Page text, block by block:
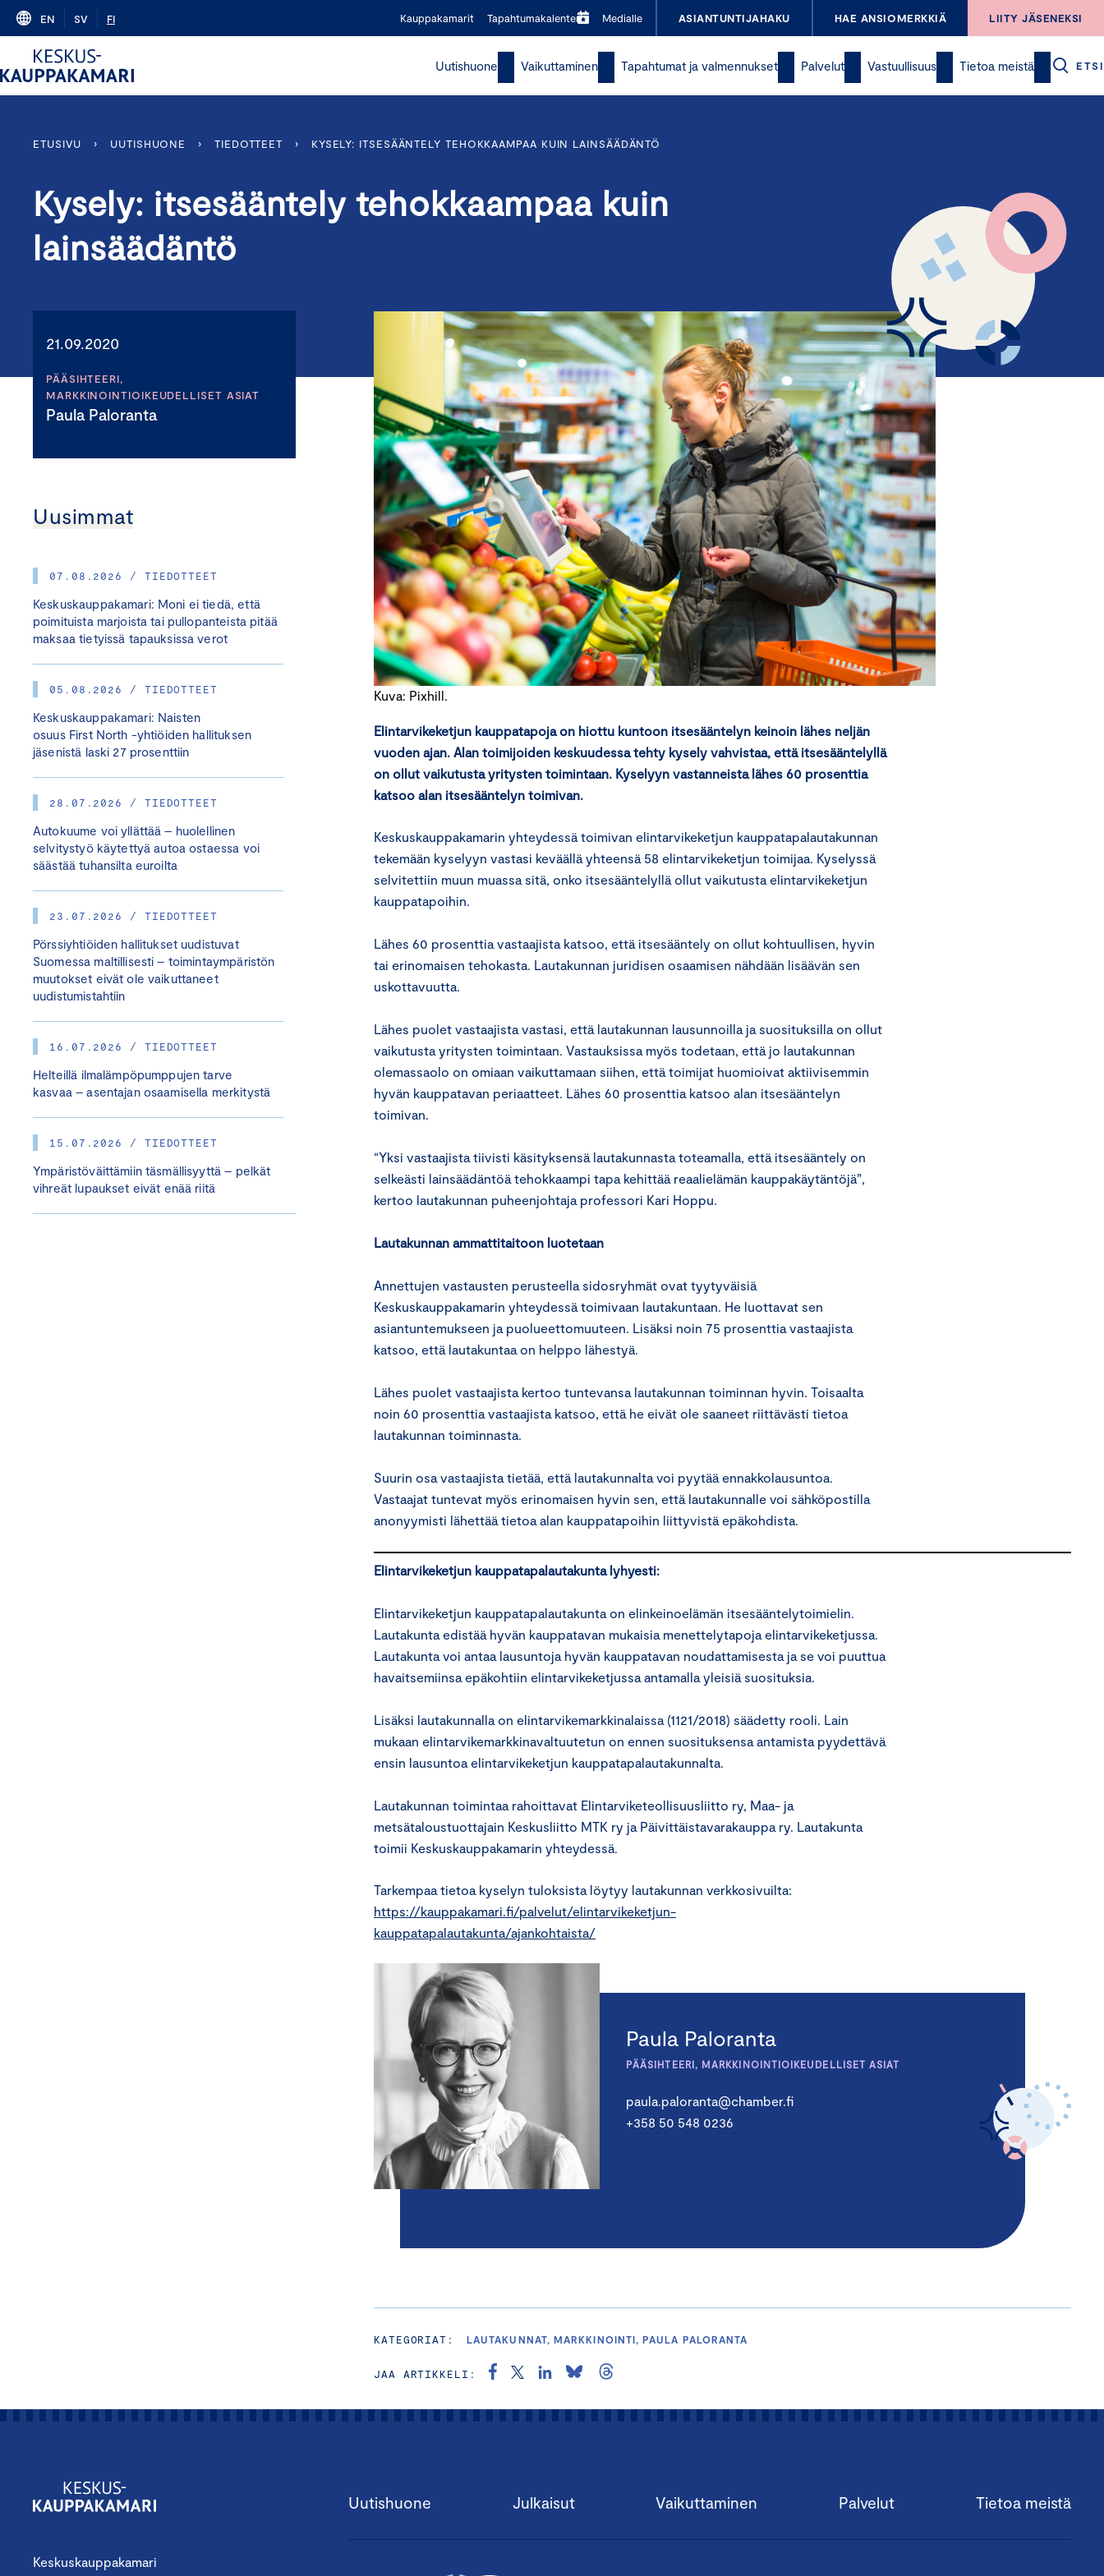
Skip
content
EN SV FI Kauppakamarit Tapahtumakalenteri Medialle ASIANTUNTIJAHAKU HAE ANSIOMERKKIÄ LIITY JÄSENEKSI
Uutishuone Vaikuttaminen Tapahtumat ja valmennukset Palvelut Vastuullisuus Tietoa meistä ETSI
ETUSIVU › UUTISHUONE › TIEDOTTEET › KYSELY: ITSESÄÄNTELY TEHOKKAAMPAA KUIN LAINSÄÄDÄNTÖ
Kysely: itsesääntely tehokkaampaa kuin
lainsäädäntö
21.09.2020
PÄÄSIHTEERI,
MARKKINOINTIOIKEUDELLISET ASIAT
Paula Paloranta
Uusimmat
07.08.2026 / TIEDOTTEET
Keskuskauppakamari: Moni ei tiedä, että
poimituista marjoista tai pullopanteista pitää
maksaa tietyissä tapauksissa verot
05.08.2026 / TIEDOTTEET
Keskuskauppakamari: Naisten
osuus First North -yhtiöiden hallituksen
jäsenistä laski 27 prosenttiin
28.07.2026 / TIEDOTTEET
Autokuume voi yllättää – huolellinen
selvitystyö käytettyä autoa ostaessa voi
säästää tuhansilta euroilta
23.07.2026 / TIEDOTTEET
Pörssiyhtiöiden hallitukset uudistuvat
Suomessa maltillisesti – toimintaympäristön
muutokset eivät ole vaikuttaneet
uudistumistahtiin
16.07.2026 / TIEDOTTEET
Helteillä ilmalämpöpumppujen tarve
kasvaa – asentajan osaamisella merkitystä
15.07.2026 / TIEDOTTEET
Ympäristöväittämiin täsmällisyyttä – pelkät
vihreät lupaukset eivät enää riitä
Kuva: Pixhill.
Elintarvikeketjun kauppatapoja on hiottu kuntoon itsesääntelyn keinoin lähes neljän
vuoden ajan. Alan toimijoiden keskuudessa tehty kysely vahvistaa, että itsesääntelyllä
on ollut vaikutusta yritysten toimintaan. Kyselyyn vastanneista lähes 60 prosenttia
katsoo alan itsesääntelyn toimivan.
Keskuskauppakamarin yhteydessä toimivan elintarvikeketjun kauppatapalautakunnan
tekemään kyselyyn vastasi keväällä yhteensä 58 elintarvikeketjun toimijaa. Kyselyssä
selvitettiin muun muassa sitä, onko itsesääntelyllä ollut vaikutusta elintarvikeketjun
kauppatapoihin.
Lähes 60 prosenttia vastaajista katsoo, että itsesääntely on ollut kohtuullisen, hyvin
tai erinomaisen tehokasta. Lautakunnan juridisen osaamisen nähdään lisäävän sen
uskottavuutta.
Lähes puolet vastaajista vastasi, että lautakunnan lausunnoilla ja suosituksilla on ollut
vaikutusta yritysten toimintaan. Vastauksissa myös todetaan, että jo lautakunnan
olemassaolo on omiaan vaikuttamaan siihen, että toimijat huomioivat aktiivisemmin
hyvän kauppatavan periaatteet. Lähes 60 prosenttia katsoo alan itsesääntelyn
toimivan.
“Yksi vastaajista tiivisti käsityksensä lautakunnasta toteamalla, että itsesääntely on
selkeästi lainsäädäntöä tehokkaampi tapa kehittää reaalielämän kauppakäytäntöjä”,
kertoo lautakunnan puheenjohtaja professori Kari Hoppu.
Lautakunnan ammattitaitoon luotetaan
Annettujen vastausten perusteella sidosryhmät ovat tyytyväisiä
Keskuskauppakamarin yhteydessä toimivaan lautakuntaan. He luottavat sen
asiantuntemukseen ja puolueettomuuteen. Lisäksi noin 75 prosenttia vastaajista
katsoo, että lautakuntaa on helppo lähestyä.
Lähes puolet vastaajista kertoo tuntevansa lautakunnan toiminnan hyvin. Toisaalta
noin 60 prosenttia vastaajista katsoo, että he eivät ole saaneet riittävästi tietoa
lautakunnan toiminnasta.
Suurin osa vastaajista tietää, että lautakunnalta voi pyytää ennakkolausuntoa.
Vastaajat tuntevat myös erinomaisen hyvin sen, että lautakunnalle voi sähköpostilla
anonyymisti lähettää tietoa alan kauppatapoihin liittyvistä epäkohdista.
Elintarvikeketjun kauppatapalautakunta lyhyesti:
Elintarvikeketjun kauppatapalautakunta on elinkeinoelämän itsesääntelytoimielin.
Lautakunta edistää hyvän kauppatavan mukaisia menettelytapoja elintarvikeketjussa.
Lautakunta voi antaa lausuntoja hyvän kauppatavan noudattamisesta ja se voi puuttua
havaitsemiinsa epäkohtiin elintarvikeketjussa antamalla yleisiä suosituksia.
Lisäksi lautakunnalla on elintarvikemarkkinalaissa (1121/2018) säädetty rooli. Lain
mukaan elintarvikemarkkinavaltuutetun on ennen suosituksensa antamista pyydettävä
ensin lausuntoa elintarvikeketjun kauppatapalautakunnalta.
Lautakunnan toimintaa rahoittavat Elintarviketeollisuusliitto ry, Maa- ja
metsätaloustuottajain Keskusliitto MTK ry ja Päivittäistavarakauppa ry. Lautakunta
toimii Keskuskauppakamarin yhteydessä.
Tarkempaa tietoa kyselyn tuloksista löytyy lautakunnan verkkosivuilta:
https://kauppakamari.fi/palvelut/elintarvikeketjun-
kauppatapalautakunta/ajankohtaista/
Paula Paloranta
PÄÄSIHTEERI, MARKKINOINTIOIKEUDELLISET ASIAT
paula.paloranta@chamber.fi
+358 50 548 0236
KATEGORIAT: LAUTAKUNNAT, MARKKINOINTI, PAULA PALORANTA
JAA ARTIKKELI:
Keskuskauppakamari
Uutishuone Julkaisut Vaikuttaminen Palvelut Tietoa meistä